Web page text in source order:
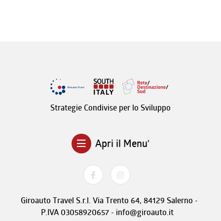
Strategie Condivise per lo Sviluppo
Apri il Menu'
Giroauto Travel S.r.l. Via Trento 64, 84129 Salerno -
P.IVA 03058920657 - info@giroauto.it